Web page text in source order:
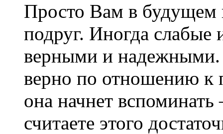
Просто Вам в будущем
подруг. Иногда слабые
верными и надежными.
верно по отношению к
она начнет
считаете этого